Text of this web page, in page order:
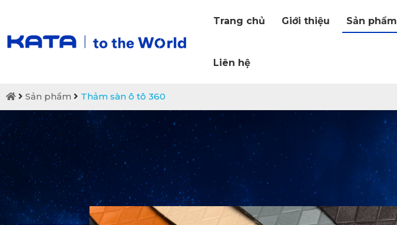
Trang chủ Giới thiệu Sản phẩm
Liên hệ
Sản phẩm Thảm sàn ô tô 360